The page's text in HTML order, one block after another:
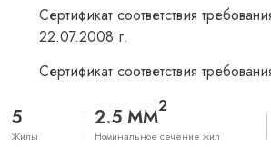
Сертификат соответствия
22.07.2008 г.
Сертификат соответствия
5
Жилы
2.5 ММ2
Номинальное сечение жил